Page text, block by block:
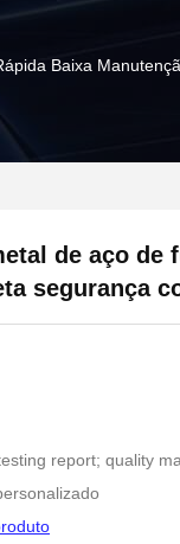
Baixa
de aço de
segurança
report; quality